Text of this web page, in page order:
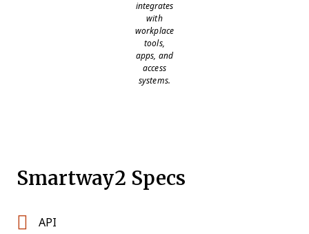
integrates
with
workplace
tools,
apps, and
access
systems.
Smartway2 Specs
API